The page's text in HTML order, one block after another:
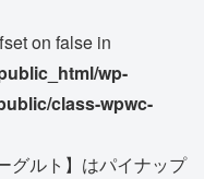
on false in
wp-
class-wpwc-
グルト】はパイナップ